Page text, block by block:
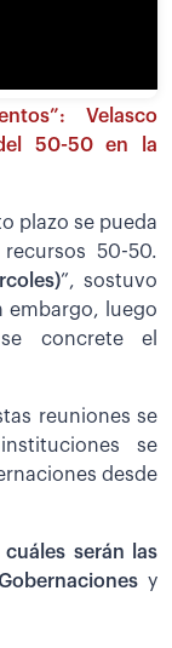
Velasco
50-50 en la
plazo se pueda
50-50.
”, sostuvo
embargo, luego
concrete el
reuniones se
se
desde
cuáles serán las
y